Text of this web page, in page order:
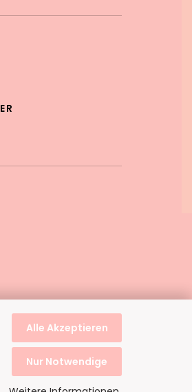
Alle Akzeptieren
Nur Notwendige